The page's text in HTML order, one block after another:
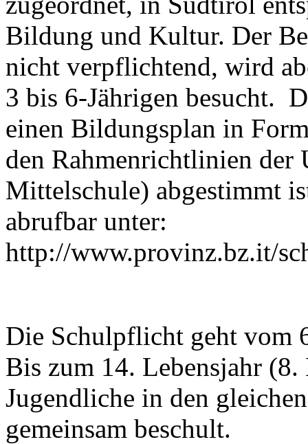
Bildung und Kultur. Der
nicht verpflichtend, wird
3 bis 6-Jährigen besucht.
einen Bildungsplan in
den Rahmenrichtlinien der
Mittelschule) abgestimmt
abrufbar unter:
http://www.provinz.bz.it/
Die Schulpflicht geht vom
Bis zum 14. Lebensjahr
Jugendliche in den
gemeinsam beschult.